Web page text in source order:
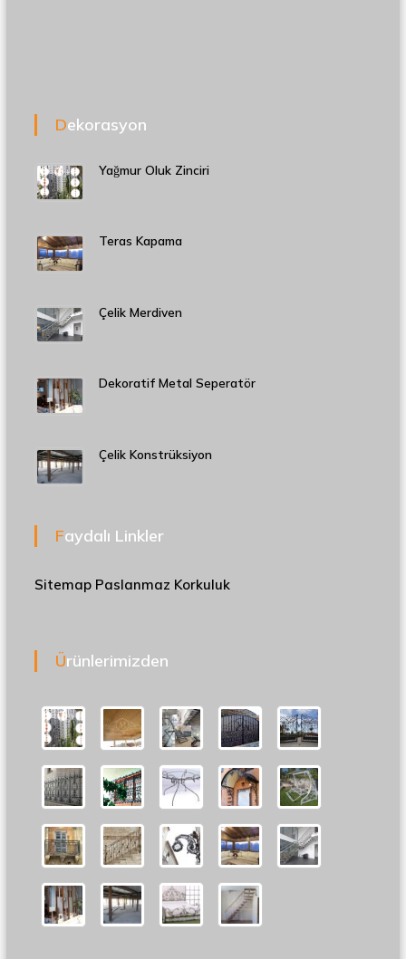
Dekorasyon
Yağmur Oluk Zinciri
Teras Kapama
Çelik Merdiven
Dekoratif Metal Seperatör
Çelik Konstrüksiyon
Faydalı Linkler
Sitemap Paslanmaz Korkuluk
Ürünlerimizden